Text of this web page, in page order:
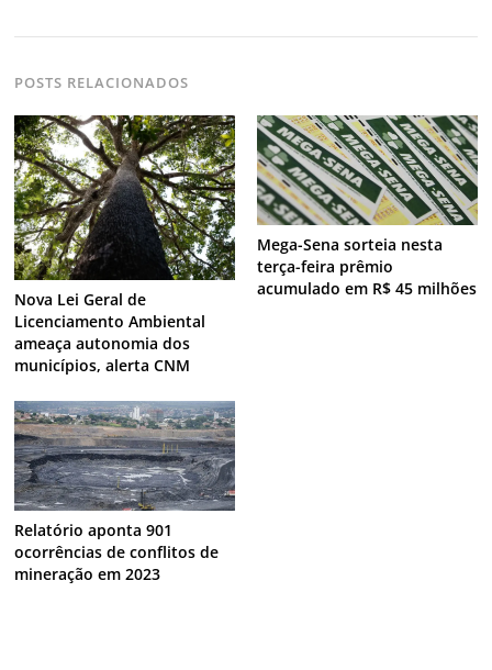
POSTS RELACIONADOS
Nova Lei Geral de
Licenciamento Ambiental
ameaça autonomia dos
municípios, alerta CNM
Mega-Sena sorteia nesta
terça-feira prêmio
acumulado em R$ 45 milhões
Relatório aponta 901
ocorrências de conflitos de
mineração em 2023